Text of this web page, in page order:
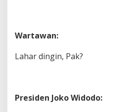
Wartawan:
Lahar dingin, Pak?
Presiden Joko Widodo: